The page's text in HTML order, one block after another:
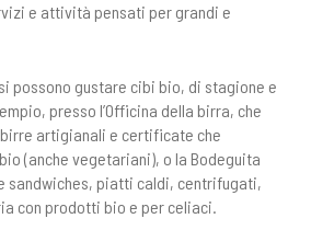
e attività pensati per grandi e
si possono gustare cibi bio, di stagione e
presso l’Officina della birra, che
artigianali e certificate che
(anche vegetariani), o la Bodeguita
sandwiches, piatti caldi, centrifugati,
con prodotti bio e per celiaci.